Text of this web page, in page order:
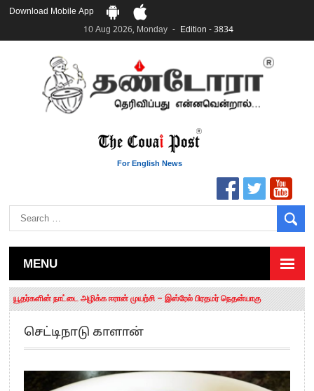
Download Mobile App
10 Aug 2026, Monday
Edition - 3834
For English News
MENU
தமிழக சட்டப்பேரவையில் காலியிடங்கள் 6 ஆக உயர்வு
யூதர்களின் நாட்டை அழிக்க ஈரான் முயற்சி – இஸ்ரேல் பிரதமர் நெதன்யாகு
“மக்களால் நிராகரிக்கப்பட்டவர் ஸ்டாலின்!” – செங்கோட்டையன்
எங்களை நீக்குவதற்கு இபிஎஸ்க்கு அதிகாரம் இல்லை.. – சி. வி.சண்முகம்
“மாணவர்கள் நடத்திய மொழிப்போரில் ஸ்டிக்கர் ஒட்டிக்கொண்டது திமுக”- பாமக
செட்டிநாடு காளான்